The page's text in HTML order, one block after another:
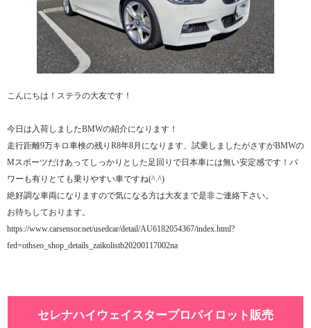
こんにちは！ステラの大友です！
今日は入荷しましたBMWの紹介になります！
走行距離9万キロ車検の残りR8年8月になります、試乗しましたがさすがBMWの
Mスポーツだけあってしっかりとした足回りで日本車には無い安定感です！パ
ワーも有りとても乗りやすい車ですね(^.^)
絶好調な車両になりますので気になる方は大友まで是非ご連絡下さい。
お待ちしております。
https://www.carsensor.net/usedcar/detail/AU6182054367/index.html?
fed=othseo_shop_details_zaikolistb20200117002na
セレナハイウェイスタープロパイロット販売